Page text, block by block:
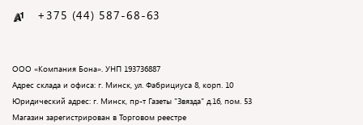
+375 (44) 587-68-63
ООО «Компания Бона». УНП 193736887
Адрес склада и офиса: г. Минск, ул. Фабрициуса 8, корп. 10
Юридический адрес: г. Минск, пр-т Газеты "Звязда" д.16, пом. 53
Магазин зарегистрирован в Торговом реестре